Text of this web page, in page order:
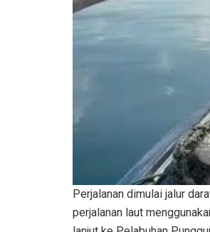
Perjalanan dimulai jalur
perjalanan laut